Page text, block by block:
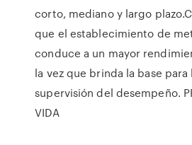
corto, mediano y largo
que el establecimiento de
conduce a un mayor
la vez que brinda la base
supervisión del desempeño.
VIDA